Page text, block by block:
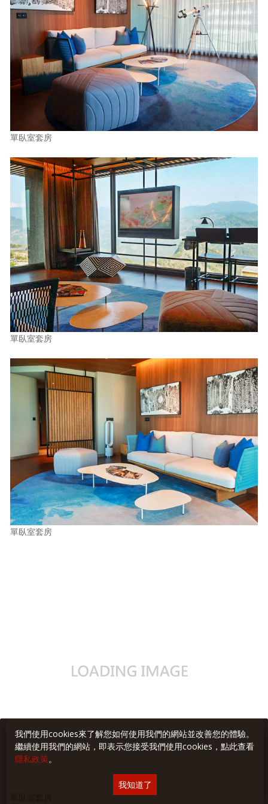
單臥室套房
單臥室套房
單臥室套房
我們使用cookies來了解您如何使用我們的網站並改善您的體驗。
繼續使用我們的網站，即表示您接受我們使用cookies，點此查看
隱私政策。
我知道了